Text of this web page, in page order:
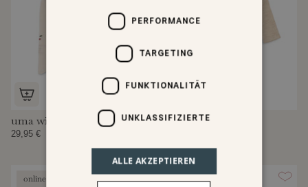
uma wintermütze
29,95 €
uma newborn body
online exclusive
online exclusive
PERFORMANCE
TARGETING
FUNKTIONALITÄT
UNKLASSIFIZIERTE
ALLE AKZEPTIEREN